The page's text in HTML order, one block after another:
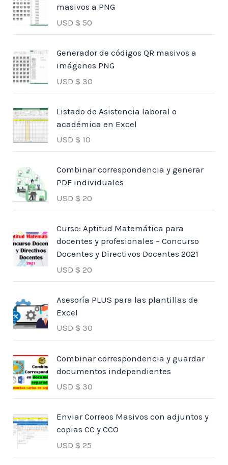
masivos a PNG
USD $ 50
Generador de códigos QR masivos a
imágenes PNG
USD $ 30
Listado de Asistencia laboral o
académica en Excel
USD $ 10
Combinar correspondencia y generar
PDF individuales
USD $ 20
Curso: Aptitud Matemática para
docentes y profesionales – Concurso
Docentes y Directivos Docentes 2021
USD $ 20
Asesoría PLUS para las plantillas de
Excel
USD $ 30
Combinar correspondencia y guardar
documentos independientes
USD $ 30
Enviar Correos Masivos con adjuntos y
copias CC y CCO
USD $ 25